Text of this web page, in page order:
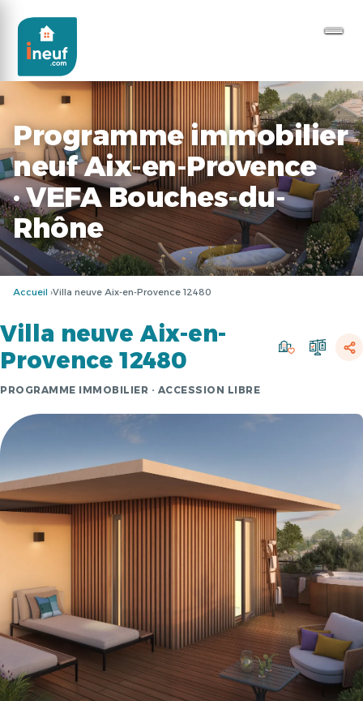
Programme immobilier
neuf Aix-en-Provence
· VEFA Bouches-du-
Rhône
Accueil Villa neuve Aix-en-Provence 12480
Villa neuve Aix-en-
Provence 12480
PROGRAMME IMMOBILIER · ACCESSION LIBRE